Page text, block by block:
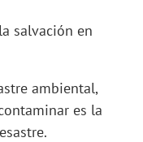
salvación en
ambiental,
es la